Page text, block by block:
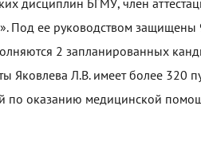
дисциплин БГМУ, член
Под ее руководством защищены
2 запланированных
Яковлева Л.В. имеет более 320
по оказанию медицинской